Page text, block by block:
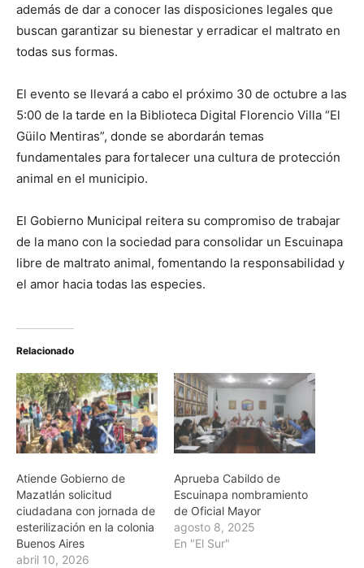
además de dar a conocer las disposiciones legales que
buscan garantizar su bienestar y erradicar el maltrato en
todas sus formas.
El evento se llevará a cabo el próximo 30 de octubre a las
5:00 de la tarde en la Biblioteca Digital Florencio Villa “El
Güilo Mentiras”, donde se abordarán temas
fundamentales para fortalecer una cultura de protección
animal en el municipio.
El Gobierno Municipal reitera su compromiso de trabajar
de la mano con la sociedad para consolidar un Escuinapa
libre de maltrato animal, fomentando la responsabilidad y
el amor hacia todas las especies.
Relacionado
Atiende Gobierno de
Mazatlán solicitud
ciudadana con jornada de
esterilización en la colonia
Buenos Aires
abril 10, 2026
Aprueba Cabildo de
Escuinapa nombramiento
de Oficial Mayor
agosto 8, 2025
En "El Sur"